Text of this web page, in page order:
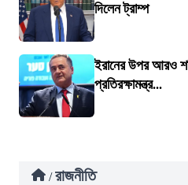
দিলেন ট্রাম্প
ইরানের উপর আরও
প্রতিরক্ষামন্ত্র...
/ রাজনীতি